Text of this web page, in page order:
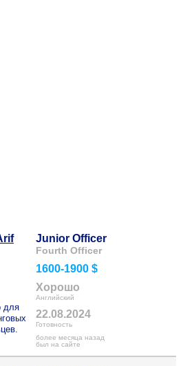
для
Junior Officer
Fourth Officer
1600-1900 $
Хорошо
Английский
22.08.2024
Готовность
более месяца назад
был на сайте